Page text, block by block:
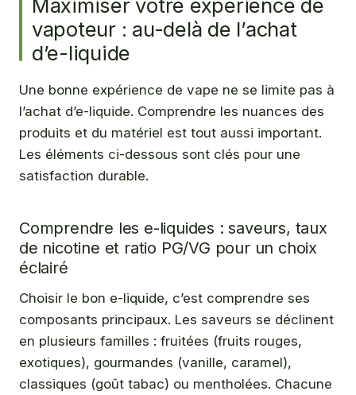
Maximiser votre expérience de
vapoteur : au-delà de l’achat
d’e-liquide
Une bonne expérience de vape ne se limite pas à
l’achat d’e-liquide. Comprendre les nuances des
produits et du matériel est tout aussi important.
Les éléments ci-dessous sont clés pour une
satisfaction durable.
Comprendre les e-liquides : saveurs, taux
de nicotine et ratio PG/VG pour un choix
éclairé
Choisir le bon e-liquide, c’est comprendre ses
composants principaux. Les saveurs se déclinent
en plusieurs familles : fruitées (fruits rouges,
exotiques), gourmandes (vanille, caramel),
classiques (goût tabac) ou mentholées. Chacune